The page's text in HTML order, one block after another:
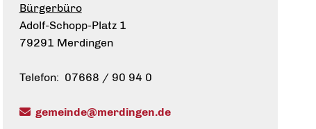
Bürgerbüro
Adolf-Schopp-Platz 1
79291 Merdingen
Telefon: 07668 / 90 94 0
gemeinde@merdingen.de